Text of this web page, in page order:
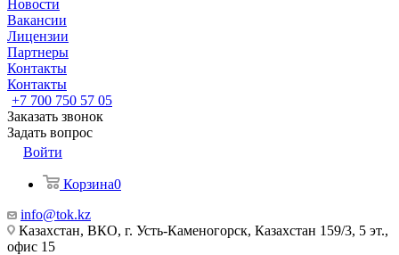
Новости
Вакансии
Лицензии
Партнеры
Контакты
Контакты
+7 700 750 57 05
Заказать звонок
Задать вопрос
Войти
Корзина0
info@tok.kz
Казахстан, ВКО, г. Усть-Каменогорск, Казахстан 159/3, 5 эт.,
офис 15